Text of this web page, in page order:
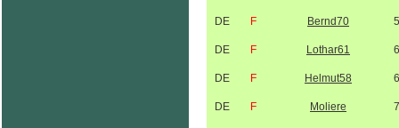
DE F Bernd70
DE F Lothar61
DE F Helmut58
DE F Moliere